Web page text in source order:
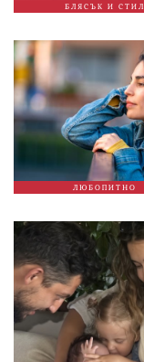
БЛЯСЪК И СТИЛ
ЛЮБОПИТНО